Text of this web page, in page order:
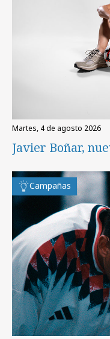
martes, 4 de agosto 2026
Javier Boñar,
Campañas